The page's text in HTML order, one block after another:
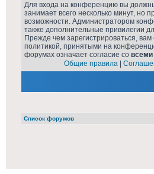
Для входа на конференцию вы
занимает всего несколько минут, но
возможности. Администратором
также дополнительные привилегии
Прежде чем зарегистрироваться,
политикой, принятыми на
форумах означает согласие со всеми
Общие правила
Список форумов